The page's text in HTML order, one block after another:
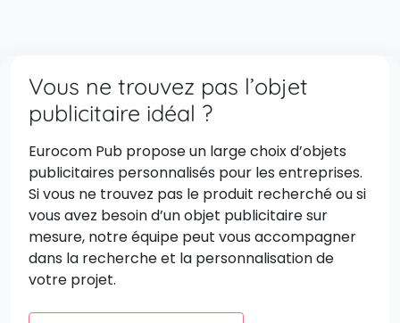
Vous ne trouvez pas l’objet
publicitaire idéal ?
Eurocom Pub propose un large choix d’objets
publicitaires personnalisés pour les entreprises.
Si vous ne trouvez pas le produit recherché ou si
vous avez besoin d’un objet publicitaire sur
mesure, notre équipe peut vous accompagner
dans la recherche et la personnalisation de
votre projet.